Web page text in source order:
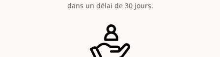
dans un délai de 30 jours.